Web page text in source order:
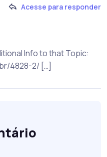
Acesse para responder
Info to that Topic:
4828-2/ […]